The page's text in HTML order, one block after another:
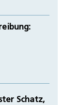
Schatz,